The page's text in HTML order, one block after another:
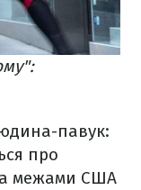
павук:
про
межами США